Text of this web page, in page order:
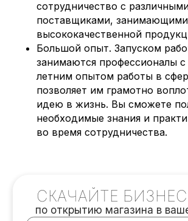
сотрудничество с
поставщиками,
высококачественной
Большой опыт. Запуском
занимаются профессионалы с
летним опытом работы в
позволяет им грамотно
идею в жизнь. Вы сможете
необходимые знания и
во время сотрудничества.
СКАЧАЙТЕ БИЗНЕС-
по открытию магазина в вашем